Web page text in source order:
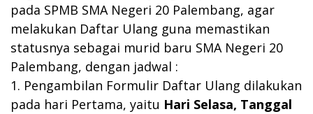
pada SPMB SMA Negeri 20 Palembang, agar
melakukan Daftar Ulang guna memastikan
statusnya sebagai murid baru SMA Negeri 20
Palembang, dengan jadwal :
1. Pengambilan Formulir Daftar Ulang dilakukan
pada hari Pertama, yaitu Hari Selasa, Tanggal